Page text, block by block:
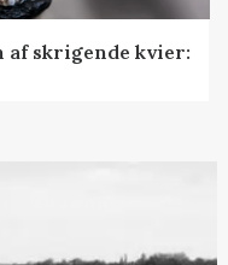
af skrigende kvier:
om